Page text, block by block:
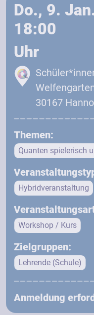
Do., 9.
18:00
Uhr
30167
Themen:
Quanten spielerisch
Hybridveranstaltung
Workshop / Kurs
Zielgruppen:
Lehrende (Schule)
Anmeldung